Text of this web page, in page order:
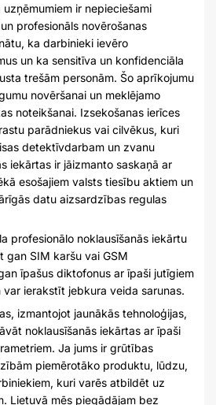
ir nepieciešami
profesionāls novērošanas
ka darbinieki ievēro
un ka sensitīva un konfidenciāla
trešām personām. Šo aprīkojumu
novēršanai un meklējamo
noteikšanai. Izsekošanas ierīces
parādniekus vai cilvēkus, kuri
detektīvdarbam un zvanu
iekārtas ir jāizmanto saskaņā ar
esošajiem valsts tiesību aktiem un
datu aizsardzības regulas
profesionālo noklausīšanās iekārtu
gan SIM karšu vai GSM
īpašus diktofonus ar īpaši jutīgiem
var ierakstīt jebkura veida sarunas.
izmantojot jaunākās tehnoloģijas,
noklausīšanās iekārtas ar īpaši
Ja jums ir grūtības
piemērotāko produktu, lūdzu,
kuri varēs atbildēt uz
Lietuvā mēs piegādājam bez